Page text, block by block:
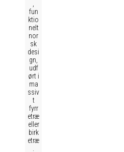
fun
ktio
nelt
nor
sk
desi
gn,
udf
ørt i
ma
ssiv
t
fyrr
etræ
eller
birk
etræ